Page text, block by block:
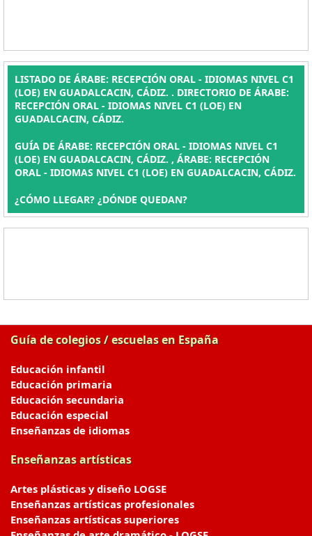
LISTADO DE ÁRABE: RECEPCIÓN ORAL - IDIOMAS NIVEL C1
(LOE) EN GUADALCACIN, CÁDIZ. . DIRECTORIO DE ÁRABE:
RECEPCIÓN ORAL - IDIOMAS NIVEL C1 (LOE) EN
GUADALCACIN, CÁDIZ.
GUÍA DE ÁRABE: RECEPCIÓN ORAL - IDIOMAS NIVEL C1
(LOE) EN GUADALCACIN, CÁDIZ. , ÁRABE: RECEPCIÓN
ORAL - IDIOMAS NIVEL C1 (LOE) EN GUADALCACIN, CÁDIZ.
¿CÓMO LLEGAR? ¿DÓNDE QUEDAN?
Guía de colegios / escuelas en España
Educación infantil
Educación primaria
Educación secundaria
Educación especial
Enseñanzas de idiomas
Enseñanzas artísticas
Artes plásticas y diseño LOGSE
Enseñanzas artísticas profesionales
Enseñanzas artísticas superiores